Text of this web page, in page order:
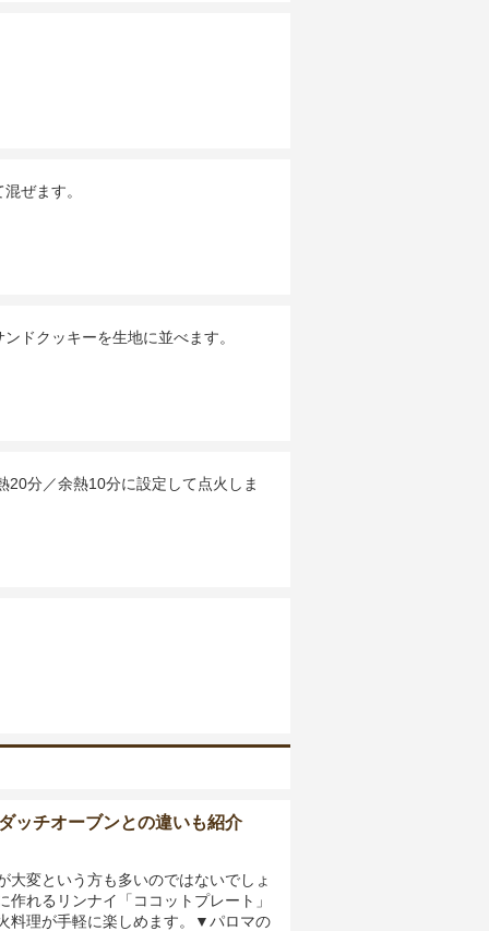
ぜます。
ドクッキーを生地に並べます。
分／余熱10分に設定して点火しま
ッチオーブンとの違いも紹介
大変という方も多いのではないでしょ
れるリンナイ「ココットプレート」
料理が手軽に楽しめます。▼パロマの